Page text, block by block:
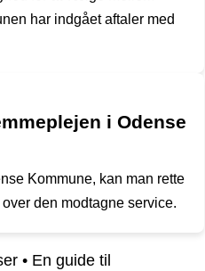
har indgået aftaler med
i Odense
Kommune, kan man rette
den modtagne service.
• En guide til